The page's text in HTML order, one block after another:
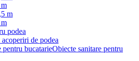
m
podea
acoperiri de podea
Obiecte sanitare pentru